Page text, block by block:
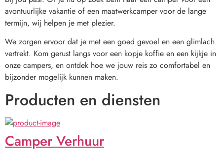
avontuurlijke vakantie of een maatwerkcamper voor de lange
termijn, wij helpen je met plezier.
We zorgen ervoor dat je met een goed gevoel en een glimlach
vertrekt. Kom gerust langs voor een kopje koffie en een kijkje in
onze campers, en ontdek hoe we jouw reis zo comfortabel en
bijzonder mogelijk kunnen maken.
Producten en diensten
Camper Verhuur